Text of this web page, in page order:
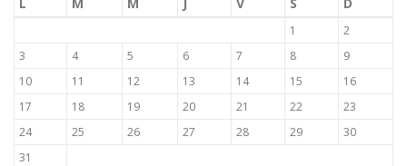
1
2
3
4 5 6 7 8
9
10
11 12 13 14 15
16
17
18 19 20 21 22
23
24
25 26 27 28 29
30
31